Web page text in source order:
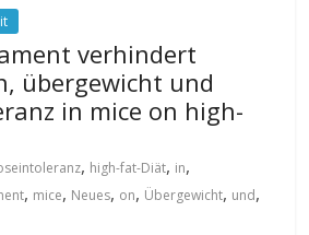
verhindert
übergewicht und
in mice on high-
, high-fat-Diät, in,
, mice, Neues, on, Übergewicht, und,